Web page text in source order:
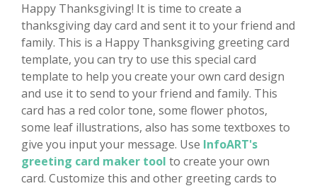
Happy Thanksgiving! It is time to create a
thanksgiving day card and sent it to your friend and
family. This is a Happy Thanksgiving greeting card
template, you can try to use this special card
template to help you create your own card design
and use it to send to your friend and family. This
card has a red color tone, some flower photos,
some leaf illustrations, also has some textboxes to
give you input your message. Use InfoART's
greeting card maker tool to create your own
card. Customize this and other greeting cards to